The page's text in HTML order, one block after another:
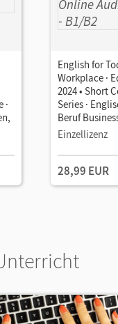
·
English for
Workplace ·
2024 • Short
Series ·
Beruf
B1/B2 •
Incl. E-Book
Einzellizenz
28,99 EUR